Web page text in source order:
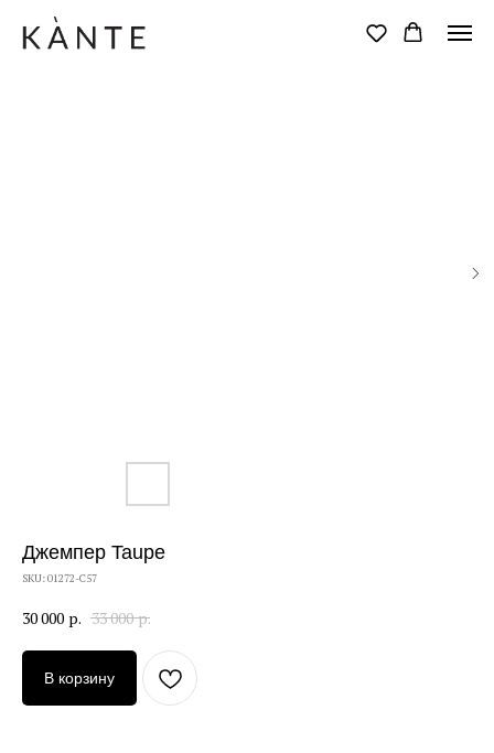
Джемпер Taupe
SKU:01272-C57
30 000 р. 33 000 р.
В корзину